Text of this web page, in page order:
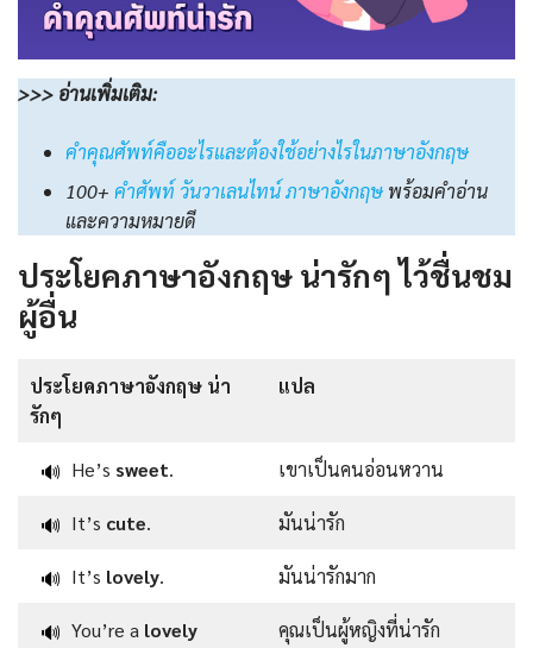
>>> อ่านเพิ่มเติม:
คำคุณศัพท์คืออะไรและต้องใช้อย่างไรในภาษาอังกฤษ
100+ คําศัพท์ วันวาเลนไทน์ ภาษาอังกฤษพร้อมคําอ่าน
และความหมายดี
ประโยคภาษาอังกฤษ น่ารักๆ ไว้ชื่นชม
ผู้อื่น
ประโยคภาษาอังกฤษ น่า
รักๆ
แปล
🔊 He’s sweet. เขาเป็นคนอ่อนหวาน
🔊 It’s cute. มันน่ารัก
🔊 It’s lovely. มันน่ารักมาก
🔊 You’re a lovely
คุณเป็นผู้หญิงที่น่ารัก